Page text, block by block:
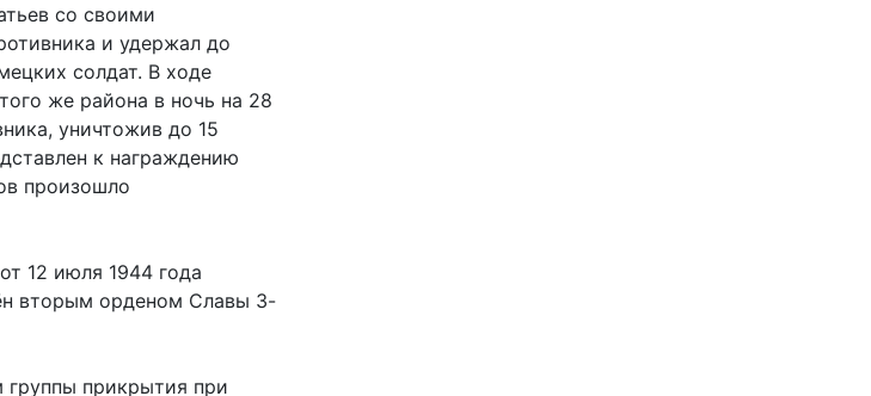
со своими
и удержал до
солдат. В ходе
же района в ночь на 28
уничтожив до 15
к награждению
произошло
12 июля 1944 года
вторым орденом Славы 3-
группы прикрытия при